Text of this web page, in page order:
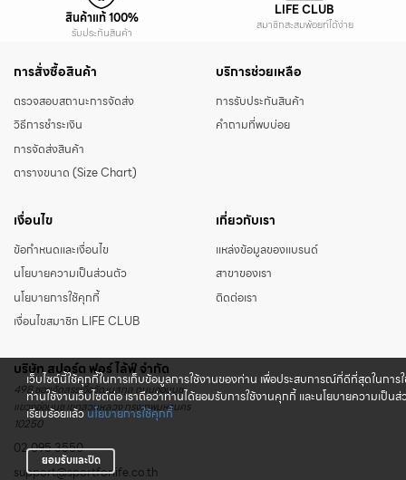
เว็บไซต์นี้ใช้คุกกี้ในการเก็บข้อมูลการใช้งานของท่าน เพื่อประสบการณ์ที่ดีที่สุดในการ
ท่านใช้งานเว็บไซต์ต่อ เราถือว่าท่านได้ยอมรับการใช้งานคุกกี้ และนโยบายความเป็น
เรียบร้อยแล้วนโยบายการใช้คุกกี้
ยอมรับและปิด
สินค้าแท้ 100%
รับประกันสินค้า
LIFE CLUB
สมาชิกสะสมพ้อยท์ได้ง่าย
การสั่งซื้อสินค้า
ตรวจสอบสถานะการจัดส่ง
วิธีการชำระเงิน
การจัดส่งสินค้า
ตารางขนาด (Size Chart)
บริการช่วยเหลือ
การรับประกันสินค้า
คำถามที่พบบ่อย
เงื่อนไข
ข้อกำหนดและเงื่อนไข
นโยบายความเป็นส่วนตัว
นโยบายการใช้คุกกี้
เงื่อนไขสมาชิก LIFE CLUB
เกี่ยวกับเรา
แหล่งข้อมูลของแบรนด์
สาขาของเรา
ติดต่อเรา
บริษัท สปอร์ต ฟอร์ ไล้ฟ์ จำกัด
498 ซอยจัดสรรเอื้อวัฒนสกุล ถนนอ่อนนุช
แขวงอ่อนนุช เขตสวนหลวง กรุงเทพมหานคร
10250
02 095 3550
support@sportforlife.co.th